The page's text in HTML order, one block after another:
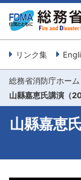
リンク集
総務省消防庁ホーム
山縣嘉恵氏講演（
山縣嘉恵